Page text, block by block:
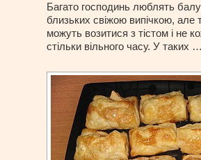
Багато господинь люблять
близьких свіжою випічкою, але
можуть возитися з тістом і не
стільки вільного часу. У таких …